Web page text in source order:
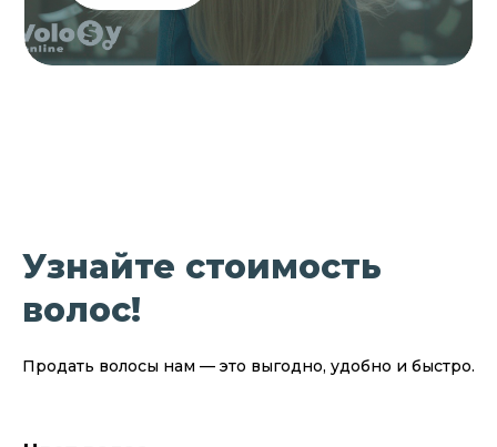
Узнайте стоимость
волос!
Продать волосы нам — это выгодно, удобно и быстро.